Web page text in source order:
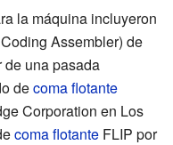
la máquina incluyeron
Assembler) de
de una pasada
decoma flotante
Corporation en Los
coma flotante FLIP por